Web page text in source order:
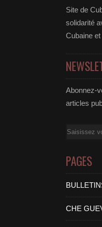
Site de
solidarité
Cubaine
Abonnez-
articles
Email
PAGES
CHE